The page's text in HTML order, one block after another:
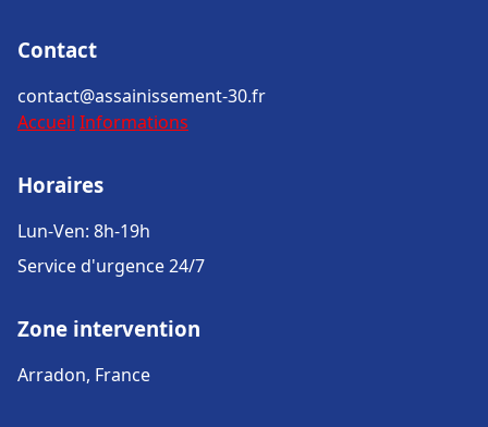
Contact
contact@assainissement-30.fr
Accueil Informations
Horaires
Lun-Ven: 8h-19h
Service d'urgence 24/7
Zone intervention
Arradon, France